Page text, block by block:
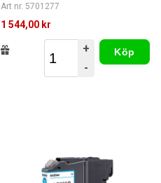
Art nr. 5701277
1 544,00 kr
+
-
Köp